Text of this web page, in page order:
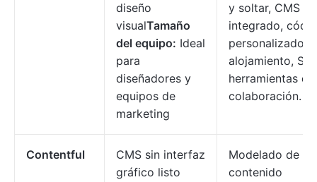
diseño
visualTamaño
del equipo: Ideal
para
diseñadores y
equipos de
marketing
y soltar, CMS
integrado,
personalizado,
alojamiento,
herramientas de
colaboración.
Contentful
CMS sin interfaz
gráfico listo
Modelado de
contenido